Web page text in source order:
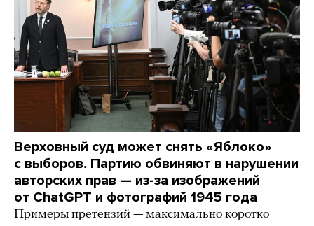
Верховный суд может снять «Яблоко»
с выборов. Партию обвиняют в нарушении
авторских прав — из-за изображений
от ChatGPT и фотографий 1945 года
Примеры претензий — максимально коротко